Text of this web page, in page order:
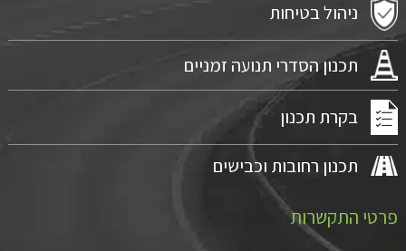
ניהול בטיחות
תכנון הסדרי תנועה זמניים
בקרת תכנון
תכנון רחובות וכבישים
פרטי התקשרות